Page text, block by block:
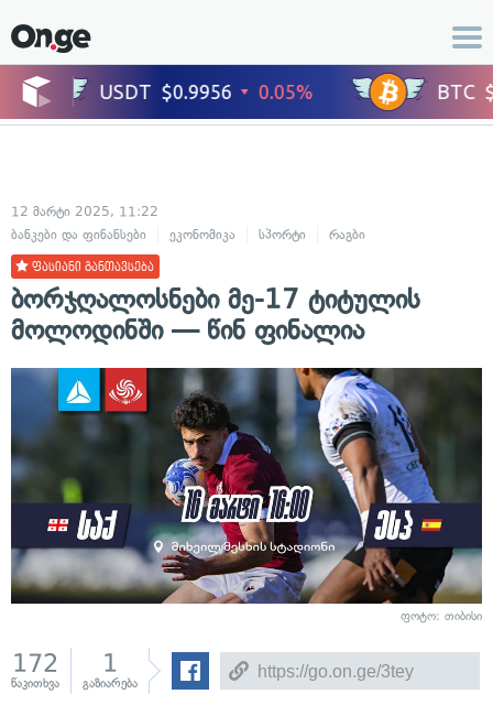
12 მარტი 2025, 11:22
ბანკები და ფინანსები
ეკონომიკა სპორტი რაგბი
ფასიანი განთავსება
ბორჯღალოსნები მე-17 ტიტულის
მოლოდინში — წინ ფინალია
ფოტო: თიბისი
172
წაკითხვა
1
გაზიარება